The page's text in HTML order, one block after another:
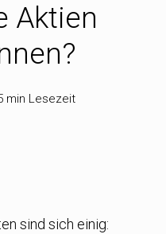
Aktien
min Lesezeit
sind sich einig: